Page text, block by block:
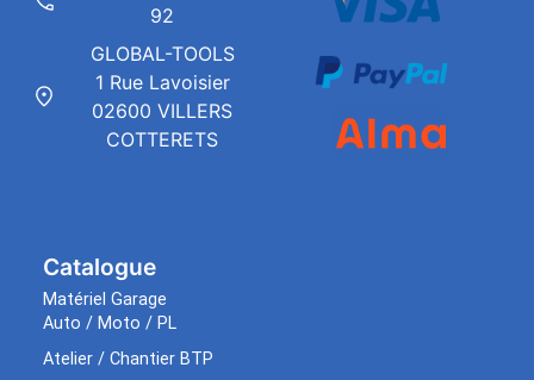
Catalogue
Matériel Garage
Auto / Moto / PL
Atelier / Chantier BTP
92
GLOBAL-TOOLS
1 Rue Lavoisier
02600 VILLERS
COTTERETS